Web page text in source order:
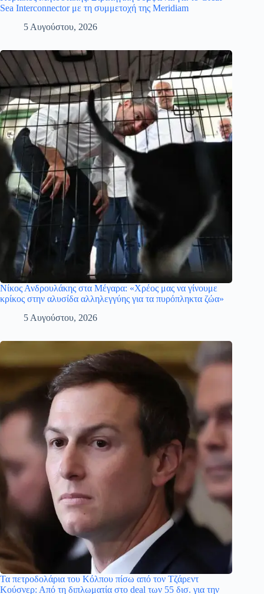
Sea Interconnector με τη συμμετοχή της Meridiam
5 Αυγούστου, 2026
Νίκος Ανδρουλάκης στα Μέγαρα: «Χρέος μας να γίνουμε
κρίκος στην αλυσίδα αλληλεγγύης για τα πυρόπληκτα ζώα»
5 Αυγούστου, 2026
Τα πετροδολάρια του Κόλπου πίσω από τον Τζάρεντ
Κούσνερ: Από τη διπλωματία στο deal των 55 δισ. για την